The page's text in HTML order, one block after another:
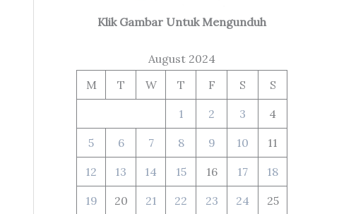
Klik Gambar Untuk Mengunduh
August 2024
M
T W T F S S
1 2 3 4
5 6 7 8 9 10 11
12 13 14 15 16 17 18
19 20 21 22 23 24 25